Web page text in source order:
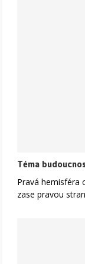
Téma
Pravá hemisféra
zase pravou